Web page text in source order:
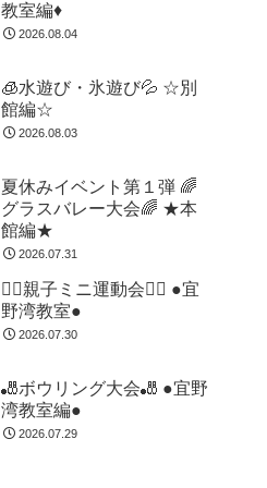
教室編♦
2026.08.04
🧊水遊び・氷遊び💦 ☆別
館編☆
2026.08.03
夏休みイベント第１弾 🌈
グラスバレー大会🌈 ★本
館編★
2026.07.31
🏃‍♂️親子ミニ運動会🏃‍♂️ ●宜
野湾教室●
2026.07.30
🎳ボウリング大会🎳 ●宜野
湾教室編●
2026.07.29